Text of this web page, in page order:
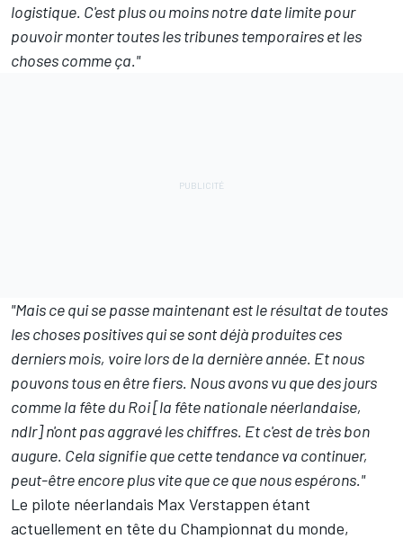
logistique. C'est plus ou moins notre date limite pour
pouvoir monter toutes les tribunes temporaires et les
choses comme ça."
"Mais ce qui se passe maintenant est le résultat de toutes
les choses positives qui se sont déjà produites ces
derniers mois, voire lors de la dernière année. Et nous
pouvons tous en être fiers. Nous avons vu que des jours
comme la fête du Roi [la fête nationale néerlandaise,
ndlr] n'ont pas aggravé les chiffres. Et c'est de très bon
augure. Cela signifie que cette tendance va continuer,
peut-être encore plus vite que ce que nous espérons."
Le pilote néerlandais Max Verstappen étant
actuellement en tête du Championnat du monde,